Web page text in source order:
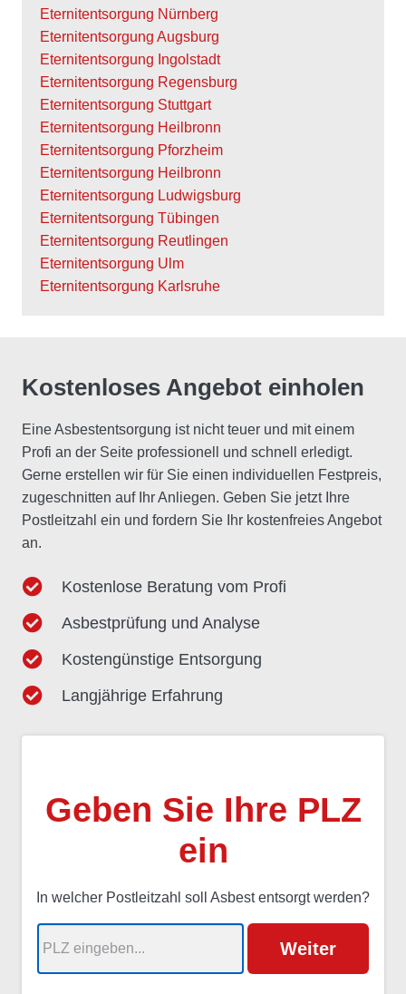
Eternitentsorgung Nürnberg
Eternitentsorgung Augsburg
Eternitentsorgung Ingolstadt
Eternitentsorgung Regensburg
Eternitentsorgung Stuttgart
Eternitentsorgung Heilbronn
Eternitentsorgung Pforzheim
Eternitentsorgung Heilbronn
Eternitentsorgung Ludwigsburg
Eternitentsorgung Tübingen
Eternitentsorgung Reutlingen
Eternitentsorgung Ulm
Eternitentsorgung Karlsruhe
Kostenloses Angebot einholen
Eine Asbestentsorgung ist nicht teuer und mit einem
Profi an der Seite professionell und schnell erledigt.
Gerne erstellen wir für Sie einen individuellen Festpreis,
zugeschnitten auf Ihr Anliegen. Geben Sie jetzt Ihre
Postleitzahl ein und fordern Sie Ihr kostenfreies Angebot
an.
Kostenlose Beratung vom Profi
Asbestprüfung und Analyse
Kostengünstige Entsorgung
Langjährige Erfahrung
Geben Sie Ihre PLZ
ein
In welcher Postleitzahl soll Asbest entsorgt werden?